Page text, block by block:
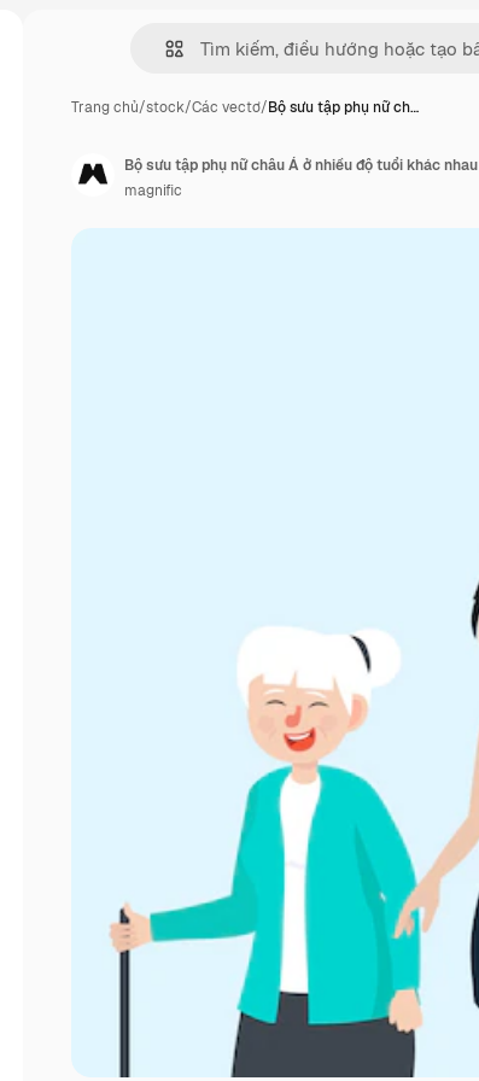
Trang chủ/stock/Các vectơ/Bộ sưu tập phụ nữ ch…
Bộ sưu tập phụ nữ châu Á ở nhiều độ tuổi khác nhau
magnific